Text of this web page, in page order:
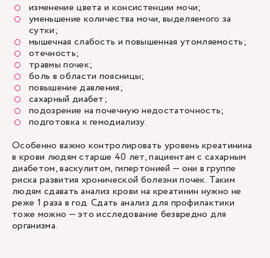
изменение цвета и консистенции мочи;
уменьшение количества мочи, выделяемого за
сутки;
мышечная слабость и повышенная утомляемость;
отечность;
травмы почек;
боль в области поясницы;
повышение давления;
сахарный диабет;
подозрение на почечную недостаточность;
подготовка к гемодиализу.
Особенно важно контролировать уровень креатинина
в крови людям старше 40 лет, пациентам с сахарным
диабетом, васкулитом, гипертонией — они в группе
риска развития хронической болезни почек. Таким
людям сдавать анализ крови на креатинин нужно не
реже 1 раза в год. Сдать анализ для профилактики
тоже можно — это исследование безвредно для
организма.